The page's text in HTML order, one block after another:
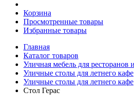
Корзина
Просмотренные товары
Избранные товары
Главная
Каталог товаров
Уличная мебель для ресторанов
Уличные столы для летнего кафе
Уличные столы для летнего кафе
Стол Герас